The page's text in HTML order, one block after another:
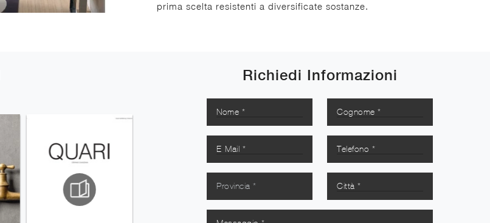
prima scelta resistenti a diversificate sostanze.
Richiedi Informazioni